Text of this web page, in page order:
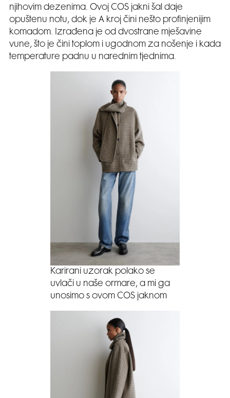
njihovim dezenima. Ovoj COS jakni šal daje
opuštenu notu, dok je A kroj čini nešto profinjenijim
komadom. Izrađena je od dvostrane mješavine
vune, što je čini toplom i ugodnom za nošenje i kada
temperature padnu u narednim tjednima.
Karirani uzorak polako se
uvlači u naše ormare, a mi ga
unosimo s ovom COS jaknom